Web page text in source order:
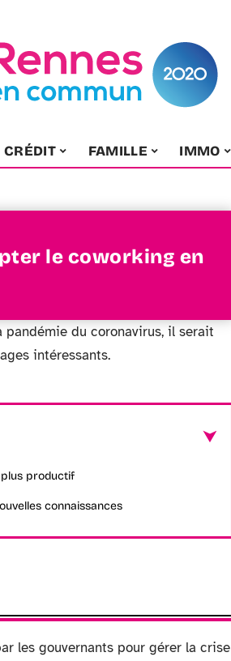
CRÉDIT FAMILLE IMMO
le coworking en
pandémie du coronavirus, il serait
intéressants.
productif
connaissances
les gouvernants pour gérer la crise